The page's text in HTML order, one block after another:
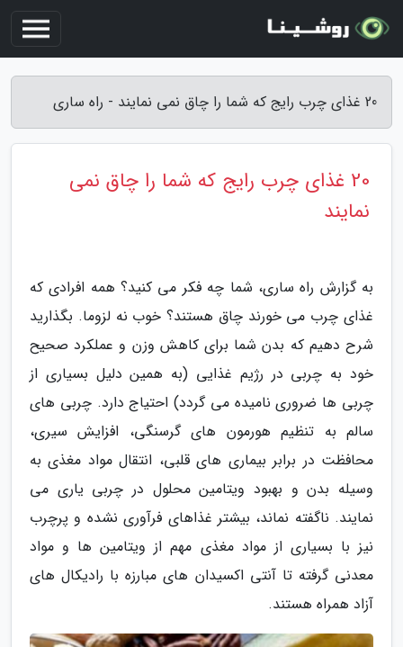
20 غذای چرب رایج که شما را چاق نمی نمایند - راه ساری
20 غذای چرب رایج که شما را چاق نمی
نمایند
به گزارش راه ساری، شما چه فکر می کنید؟ همه افرادی که
غذای چرب می خورند چاق هستند؟ خوب نه لزوما. بگذارید
شرح دهیم که بدن شما برای کاهش وزن و عملکرد صحیح
خود به چربی در رژیم غذایی (به همین دلیل بسیاری از
چربی ها ضروری نامیده می گردد) احتیاج دارد. چربی های
سالم به تنظیم هورمون های گرسنگی، افزایش سیری،
محافظت در برابر بیماری های قلبی، انتقال مواد مغذی به
وسیله بدن و بهبود ویتامین محلول در چربی یاری می
نمایند. ناگفته نماند، بیشتر غذاهای فرآوری نشده و پرچرب
نیز با بسیاری از مواد مغذی مهم از ویتامین ها و مواد
معدنی گرفته تا آنتی اکسیدان های مبارزه با رادیکال های
آزاد همراه هستند.